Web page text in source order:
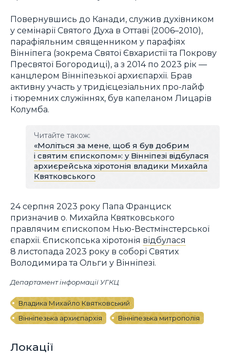
Повернувшись до Канади, служив духівником
у семінарії Святого Духа в Оттаві (2006–2010),
парафіяльним священником у парафіях
Вінніпега (зокрема Святої Євхаристії та Покрову
Пресвятої Богородиці), а з 2014 по 2023 рік —
канцлером Вінніпезької архиєпархії. Брав
активну участь у тридієцезіальних про-лайф
і тюремних служіннях, був капеланом Лицарів
Колумба.
Читайте також:
«Моліться за мене, щоб я був добрим
і святим єпископом»: у Вінніпезі відбулася
архиєрейська хіротонія владики Михайла
Квятковського
24 серпня 2023 року Папа Франциск
призначив о. Михайла Квятковського
правлячим єпископом Нью-Вестмінстерської
єпархії. Єпископська хіротонія відбулася
8 листопада 2023 року в соборі Святих
Володимира та Ольги у Вінніпезі.
Департамент інформації УГКЦ
Владика Михайло Квятковський
Вінніпезька архиєпархія
Вінніпезька митрополія
Локації